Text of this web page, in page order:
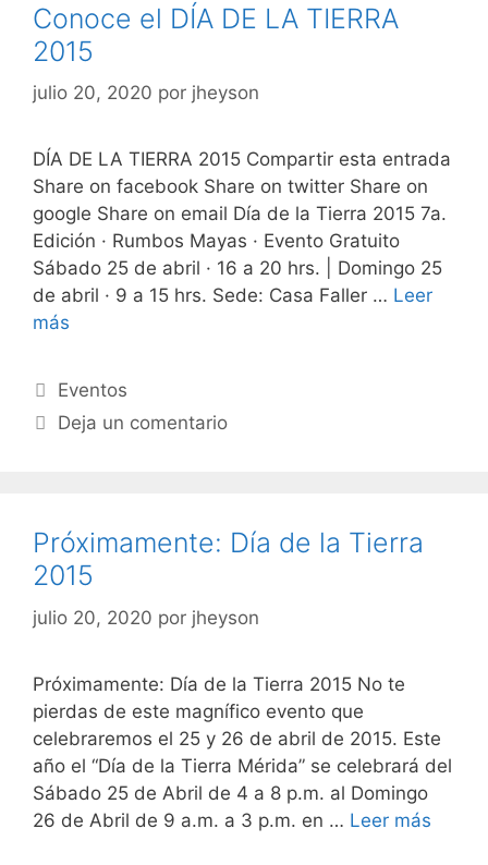
Conoce el DÍA DE LA TIERRA
2015
julio 20, 2020 por jheyson
DÍA DE LA TIERRA 2015 Compartir esta entrada
Share on facebook Share on twitter Share on
google Share on email Día de la Tierra 2015 7a.
Edición · Rumbos Mayas · Evento Gratuito
Sábado 25 de abril · 16 a 20 hrs. | Domingo 25
de abril · 9 a 15 hrs. Sede: Casa Faller … Leer
más
Eventos
Deja un comentario
Próximamente: Día de la Tierra
2015
julio 20, 2020 por jheyson
Próximamente: Día de la Tierra 2015 No te
pierdas de este magnífico evento que
celebraremos el 25 y 26 de abril de 2015. Este
año el “Día de la Tierra Mérida” se celebrará del
Sábado 25 de Abril de 4 a 8 p.m. al Domingo
26 de Abril de 9 a.m. a 3 p.m. en … Leer más